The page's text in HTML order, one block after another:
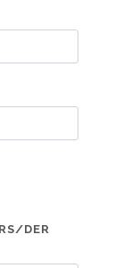
DER